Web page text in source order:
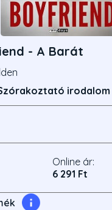
- A Barát
irodalom
Online ár:
6 291 Ft